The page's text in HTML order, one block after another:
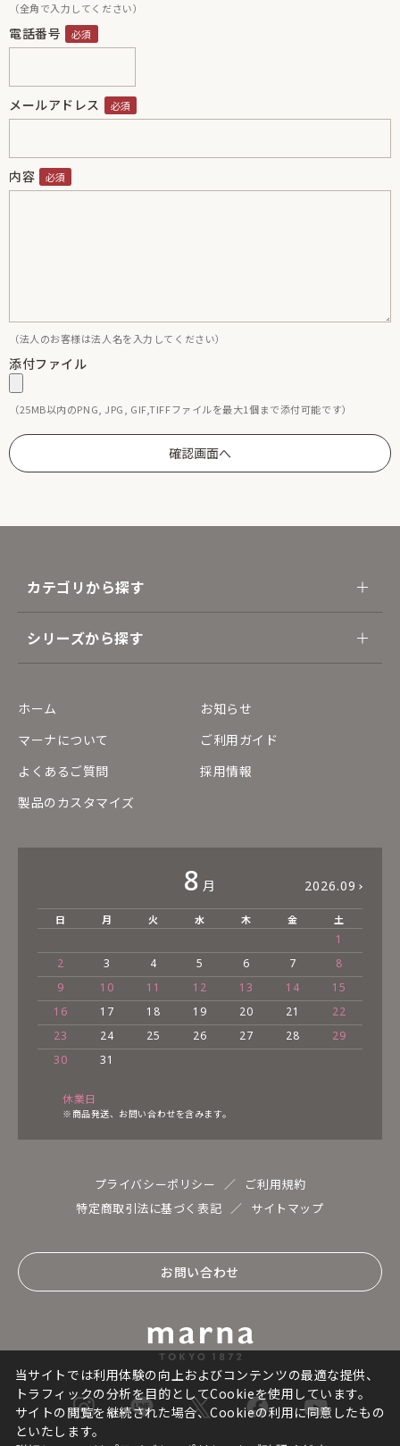
（全角で入力してください）
電話番号
メールアドレス
内容
（法人のお客様は法人名を入力してください）
添付ファイル
（25MB以内のPNG, JPG, GIF,TIFFファイルを最大1個まで添付可能です）
カテゴリから探す
シリーズから探す
ホーム
お知らせ
マーナについて
ご利用ガイド
よくあるご質問
採用情報
製品のカスタマイズ
8 月 2026.09
日 月 火 水 木 金 土
1
2
3 4 5 6 7
8
9
10 11 12 13 14
15
16
17 18 19 20 21
22
23
24 25 26 27 28
29
30
31
休業日
※商品発送、お問い合わせを含みます。
プライバシーポリシー
ご利用規約
特定商取引法に基づく表記
サイトマップ
お問い合わせ
当サイトでは利用体験の向上およびコンテンツの最適な提供、
トラフィックの分析を目的としてCookieを使用しています。
サイトの閲覧を継続された場合、Cookieの利用に同意したもの
といたします。